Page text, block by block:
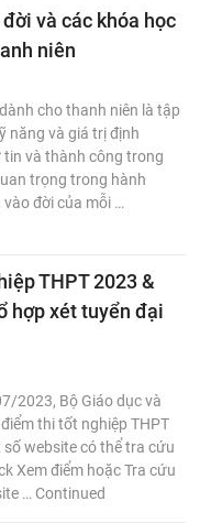
và các khóa học
niên
cho thanh niên là tập
năng và giá trị định
tin và thành công trong
trọng trong hành
đời của mỗi …
THPT 2023 &
hợp xét tuyển đại
2023, Bộ Giáo dục và
thi tốt nghiệp THPT
website có thể tra cứu
Xem điểm hoặc Tra cứu
… Continued